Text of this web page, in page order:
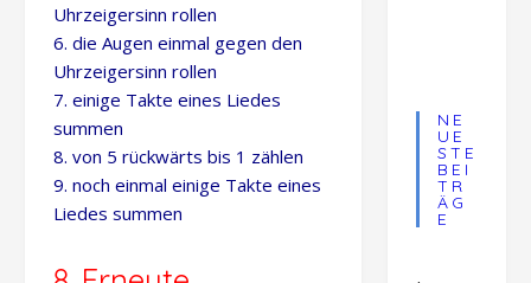
Uhrzeigersinn rollen
6. die Augen einmal gegen den
Uhrzeigersinn rollen
7. einige Takte eines Liedes
summen
8. von 5 rückwärts bis 1 zählen
9. noch einmal einige Takte eines
Liedes summen
NE
UE
STE
BEI
TR
ÄG
E